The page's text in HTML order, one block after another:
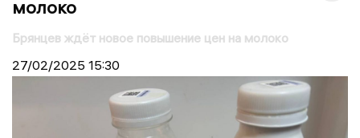
молоко
Брянцев ждёт новое повышение цен на молоко
27/02/2025 15:30